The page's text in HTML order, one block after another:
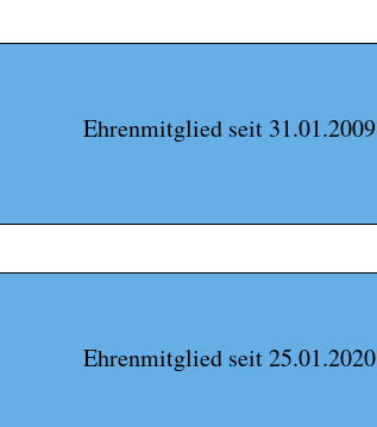
Ehrenmitglied seit 31.01.2009
Ehrenmitglied seit 25.01.2020